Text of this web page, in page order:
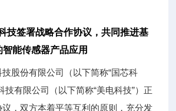
技签署战略合作协议，共同推进基
能传感器产品应用
股份有限公司（以下简称“国芯科
技有限公司（以下简称“美电科技”）正
，双方本着平等互利的原则，充分发